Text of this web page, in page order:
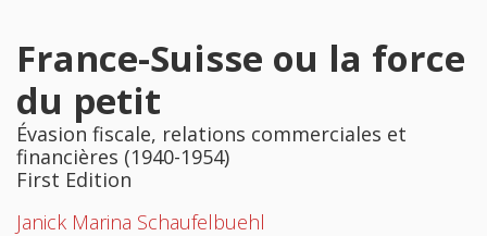
France-Suisse ou la force
du petit
Évasion fiscale, relations commerciales et
financières (1940-1954)
First Edition
Janick Marina Schaufelbuehl